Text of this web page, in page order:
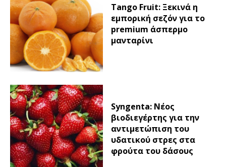
Tango Fruit: Ξεκινά η
εμπορική σεζόν για το
premium άσπερμο
μανταρίνι
Syngenta: Νέος
βιοδιεγέρτης για την
αντιμετώπιση του
υδατικού στρες στα
φρούτα του δάσους